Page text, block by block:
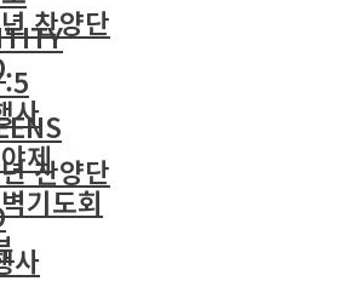
찬양단
사
제
기도회
찬양단
사